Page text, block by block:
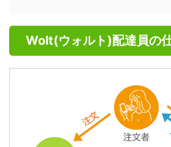
Wolt(ウォルト)配達員の